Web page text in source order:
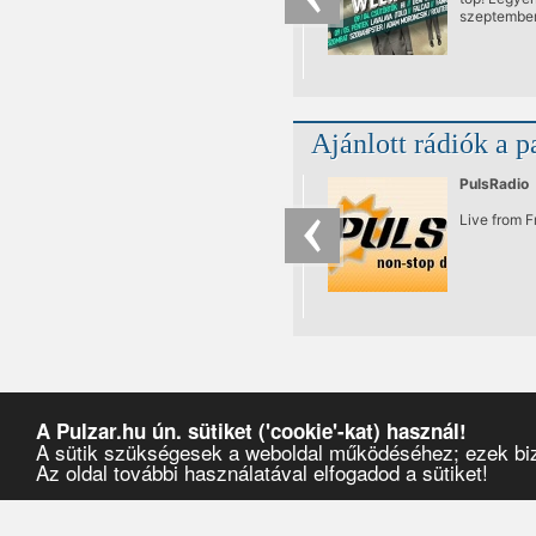
A Pulzar.hu ún. sütiket ('cookie'-kat) használ!
A sütik szükségesek a weboldal működéséhez; ezek
Az oldal további használatával elfogadod a sütiket!
Ajánlott rádiók a
PulsRadio
Live from